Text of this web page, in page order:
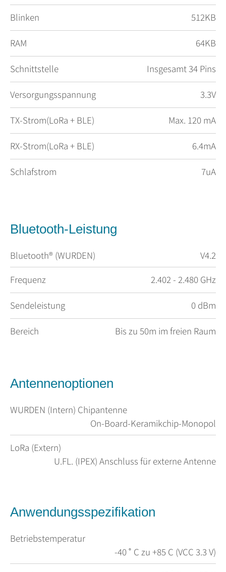
Blinken
512KB
RAM 64KB
Schnittstelle Insgesamt 34 Pins
Versorgungsspannung 3.3V
TX-Strom(LoRa + BLE) Max. 120 mA
RX-Strom(LoRa + BLE) 6.4mA
Schlafstrom 7uA
Bluetooth-Leistung
Bluetooth® (WURDEN)
V4.2
Frequenz
2.402 - 2.480 GHz
Sendeleistung 0 dBm
Bereich Bis zu 50m im freien Raum
Antennenoptionen
WURDEN (Intern) Chipantenne
On-Board-Keramikchip-Monopol
LoRa (Extern)
U.FL. (IPEX) Anschluss für externe Antenne
Anwendungsspezifikation
Betriebstemperatur
-40 ˚ C zu +85 C (VCC 3.3 V)